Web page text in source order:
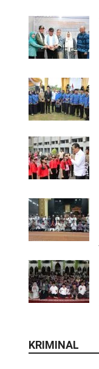
KRIMINAL